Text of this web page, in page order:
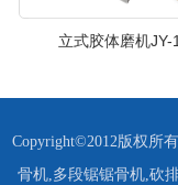
立式胶体磨机JY-
Copyright©2012版权所
骨机 多段锯锯骨机 砍